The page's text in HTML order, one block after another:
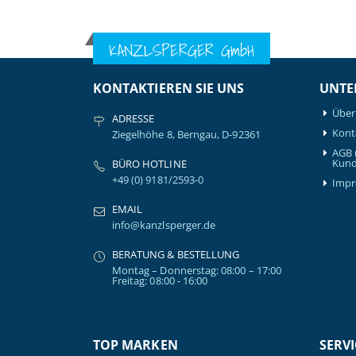
KANZLSPERGER GmbH
KONTAKTIEREN SIE UNS
ADRESSE
Ziegelhöhe 8, Berngau, D-92361
BÜRO HOTLINE
+49 (0) 9181/2593-0
EMAIL
info@kanzlsperger.de
BERATUNG & BESTELLUNG
Montag – Donnerstag: 08:00 – 17:00
Freitag: 08:00 - 16:00
TOP MARKEN